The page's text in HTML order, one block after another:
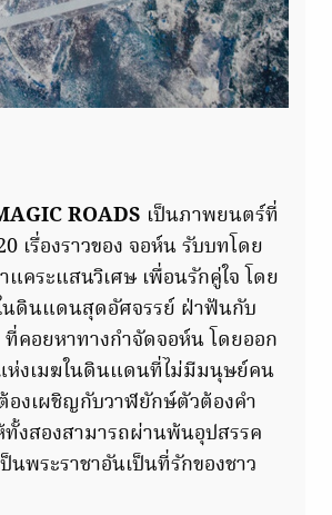
ROADS เป็นภาพยนตร์ที่
เรื่องราวของ จอห์น รับบทโดย
คระแสนวิเศษ เพื่อนรักคู่ใจ โดย
นดินแดนสุดอัศจรรย์ ฝ่าฟันกับ
คอยหาทางกำจัดจอห์น โดยออก
ห่งเมฆในดินแดนที่ไม่มีมนุษย์คน
องเผชิญกับวาฬยักษ์ตัวต้องคำ
งสองสามารถผ่านพ้นอุปสรรค
พระราชาอันเป็นที่รักของชาว